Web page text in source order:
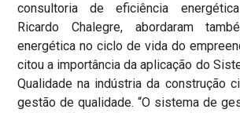
consultoria de eficiência
Ricardo Chalegre, abordaram
energética no ciclo de vida do
citou a importância da aplicação do
Qualidade na indústria da construção
gestão de qualidade. “O sistema de